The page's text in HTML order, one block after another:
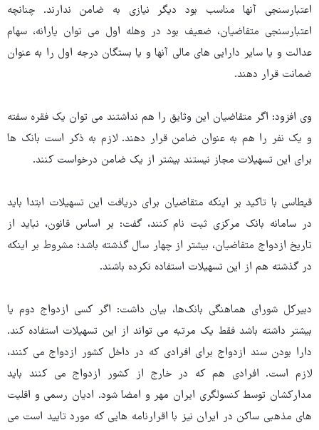
اعتبارسنجی آنها مناسب بود دیگر نیازی به ضامن ندارند. چنانچه
اعتبارسنجی متقاضیان، ضعیف بود در وهله اول می توان یارانه، سهام
عدالت و یا سایر دارایی های مالی آنها و یا بستگان درجه اول را به عنوان
ضمانت قرار دهند.
وی افزود: اگر متقاضیان این وثایق را هم نداشتند می توان یک فقره سفته
و یک نفر را هم به عنوان ضامن قرار دهند. لازم به ذکر است بانک ها
برای این تسهیلات مجاز نیستند بیشتر از یک ضامن درخواست کنند.
قیطاسی با تاکید بر اینکه متقاضیان برای دریافت این تسهیلات ابتدا باید
در سامانه بانک مرکزی ثبت نام کنند، گفت: بر اساس قانون، نباید از
تاریخ ازدواج متقاضیان، بیشتر از چهار سال گذشته باشد؛ مشروط بر اینکه
در گذشته هم از این تسهیلات استفاده نکرده باشند.
دبیرکل شورای هماهنگی بانک‌ها، بیان داشت: اگر کسی ازدواج دوم یا
بیشتر داشته باشد فقط یک مرتبه می تواند از این تسهیلات استفاده کند.
دارا بودن سند ازدواج برای افرادی که در داخل کشور ازدواج می کنند،
لازم است. افرادی هم که در خارج از کشور ازدواج می کنند باید
مدارکشان توسط کنسولگری ایران مهر و امضا شود. ادیان رسمی و اقلیت
های مذهبی ساکن در ایران نیز با اقرارنامه هایی که مورد تایید است می